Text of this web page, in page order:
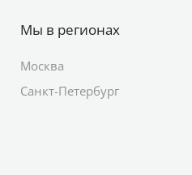
Мы в регионах
Москва
Санкт-Петербург